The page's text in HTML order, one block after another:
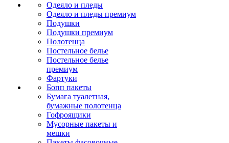
Одеяло и пледы
Одеяло и пледы премиум
Подушки
Подушки премиум
Полотенца
Постельное белье
Постельное белье
премиум
Фартуки
Бопп пакеты
Бумага туалетная,
бумажные полотенца
Гофроящики
Мусорные пакеты и
мешки